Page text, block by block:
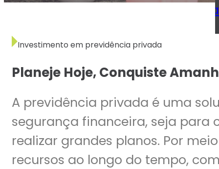
Seguro de Vida
Consórcios
Seguro Viagem
Seguro Saúde Individual e
Seguro de Vida
Seguro Automóvel
Seguro Residencial
Investimento em previdência privada
Planeje Hoje, Conquiste
A previdência privada é uma
segurança financeira, seja
realizar grandes planos. Por
recursos ao longo do tempo,